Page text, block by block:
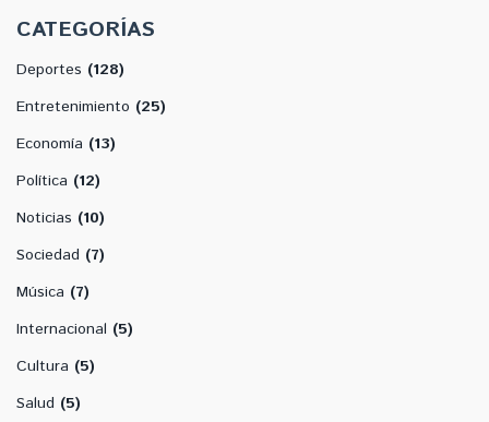
CATEGORÍAS
Deportes (128)
Entretenimiento (25)
Economía (13)
Política (12)
Noticias (10)
Sociedad (7)
Música (7)
Internacional (5)
Cultura (5)
Salud (5)